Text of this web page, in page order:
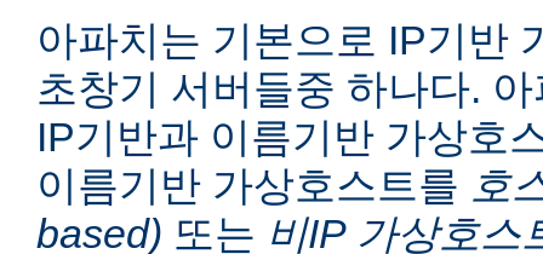
아파치는 기본으로 IP기반
초창기 서버들중 하나다.
IP기반과 이름기반 가상호
이름기반 가상호스트를 호
based) 또는 비IP 가상호스